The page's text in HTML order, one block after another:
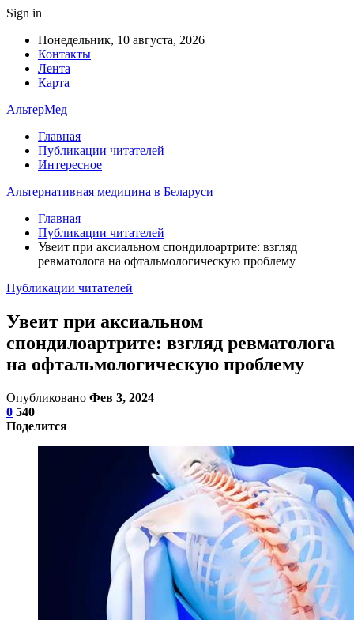
Sign in
Понедельник, 10 августа, 2026
Контакты
Лента
Карта
АльтерМед
Главная
Публикации читателей
Интересное
Альтернативная медицина в Беларуси
Главная
Публикации читателей
Увеит при аксиальном спондилоартрите: взгляд
ревматолога на офтальмологическую проблему
Публикации читателей
Увеит при аксиальном
спондилоартрите: взгляд ревматолога
на офтальмологическую проблему
Опубликовано Фев 3, 2024
0 540
Поделится